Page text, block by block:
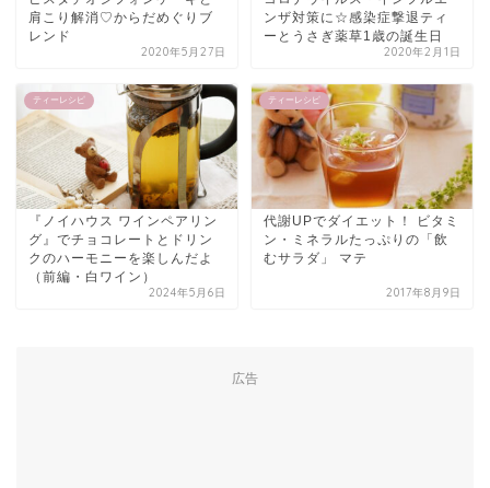
肩こり解消♡からだめぐりブ
レンド
2020年5月27日
ンザ対策に☆感染症撃退ティ
ーとうさぎ薬草1歳の誕生日
2020年2月1日
ティーレシピ
『ノイハウス ワインペアリン
グ』でチョコレートとドリン
クのハーモニーを楽しんだよ
（前編・白ワイン）
2024年5月6日
ティーレシピ
代謝UPでダイエット！ ビタミ
ン・ミネラルたっぷりの「飲
むサラダ」 マテ
2017年8月9日
広告